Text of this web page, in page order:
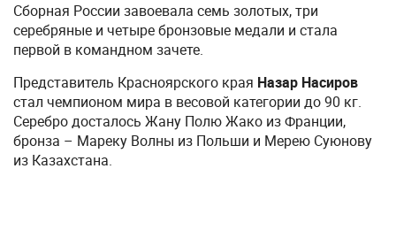
Сборная России завоевала семь золотых, три
серебряные и четыре бронзовые медали и стала
первой в командном зачете.
Представитель Красноярского края Назар Насиров
стал чемпионом мира в весовой категории до 90 кг.
Серебро досталось Жану Полю Жако из Франции,
бронза – Мареку Волны из Польши и Мерею Суюнову
из Казахстана.